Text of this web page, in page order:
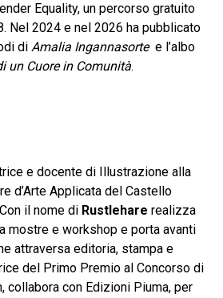
Equality, un percorso gratuito
Nel 2024 e nel 2026 ha pubblicato
di Amalia Ingannasortee l’albo
un Cuore in Comunità.
e docente di Illustrazione alla
d’Arte Applicata del Castello
il nome di Rustlehare realizza
mostre e workshop e porta avanti
attraversa editoria, stampa e
del Primo Premio al Concorso di
collabora con Edizioni Piuma, per